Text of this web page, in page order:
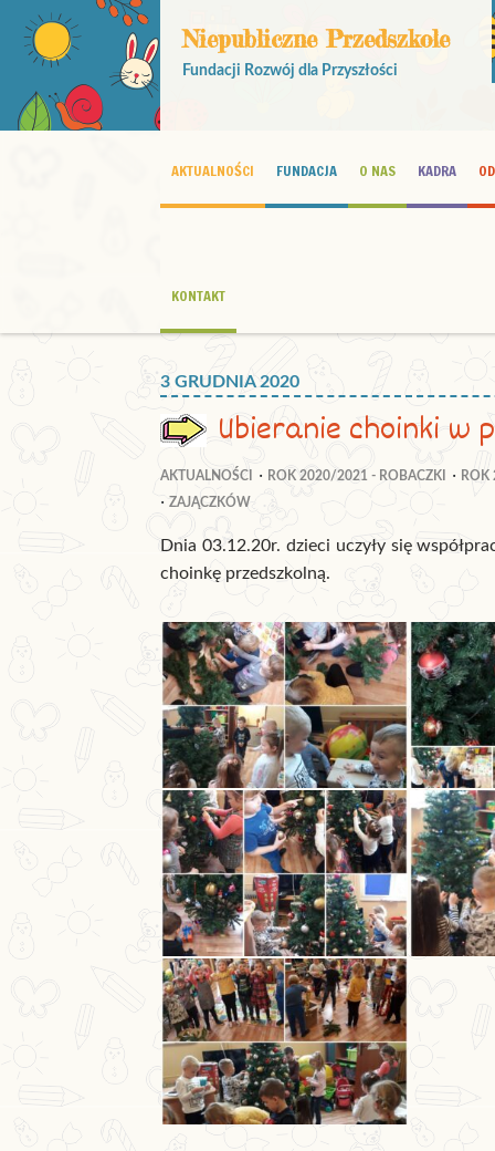
Niepubliczne Przedszkole
Fundacji Rozwój dla Przyszłości
AKTUALNOŚCI FUNDACJA O NAS KADRA
KONTAKT
3 GRUDNIA 2020
Ubieranie choinki w
AKTUALNOŚCI ROK 2020/2021 - ROBACZKI
ROK
ZAJĄCZKÓW
Dnia 03.12.20r. dzieci uczyły się
choinkę przedszkolną.